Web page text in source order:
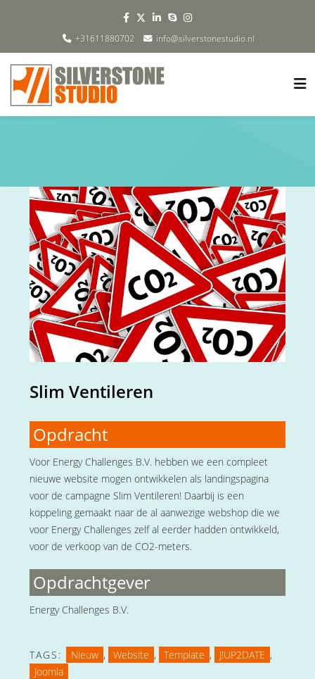
+31611880702 info@silverstonestudio.nl
Slim Ventileren
Opdracht
Voor Energy Challenges B.V. hebben we een compleet
nieuwe website mogen ontwikkelen als landingspagina
voor de campagne Slim Ventileren! Daarbij is een
koppeling gemaakt naar de al aanwezige webshop die we
voor Energy Challenges zelf al eerder hadden ontwikkeld,
voor de verkoop van de CO2-meters.
Opdrachtgever
Energy Challenges B.V.
TAGS: Nieuw , Website , Template , J!UP2DATE ,
Joomla